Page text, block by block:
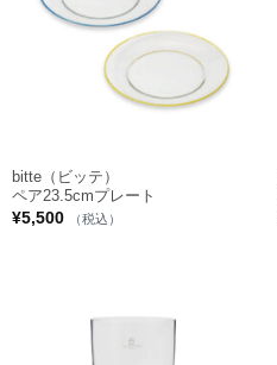
bitte（ビッテ）
ペア23.5cmプレート
¥5,500 （税込）